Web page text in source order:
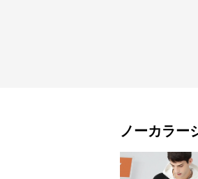
ノーカラー